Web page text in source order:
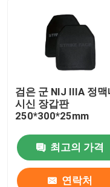
전술적 탄도 헬멧
군 탄도 플레이트
방탄 장비
군 전술적 배낭
전술적 Outdoor
검은 군 NIJ IIIA 정맥
시신 장갑판
250*300*25mm
최고의 가격
연락처